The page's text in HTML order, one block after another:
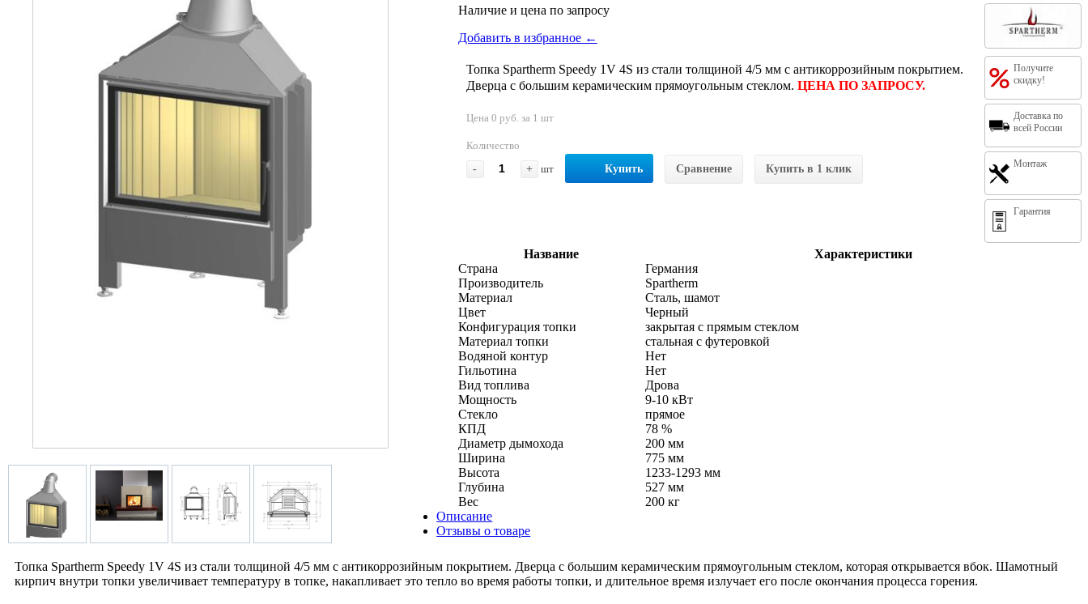
Получите
скидку!
Доставка по
всей России
Монтаж
Гарантия
Наличие и цена по запросу
Добавить в избранное ←
Топка Spartherm Speedy 1V 4S из стали толщиной 4/5 мм с антикоррозийным покрытием.
Дверца с большим керамическим прямоугольным стеклом. ЦЕНА ПО ЗАПРОСУ.
Цена 0 руб. за 1 шт
Количество
-
+ шт Купить Сравнение Купить в 1 клик
Название
Характеристики
Страна
Германия
Производитель
Spartherm
Материал
Сталь, шамот
Цвет
Черный
Конфигурация топки
закрытая с прямым стеклом
Материал топки
стальная с футеровкой
Водяной контур
Нет
Гильотина
Нет
Вид топлива
Дрова
Мощность
9-10 кВт
Стекло
прямое
КПД
78 %
Диаметр дымохода
200 мм
Ширина
775 мм
Высота
1233-1293 мм
Глубина
527 мм
Вес
200 кг
Описание
Отзывы о товаре
Топка Spartherm Speedy 1V 4S из стали толщиной 4/5 мм с антикоррозийным покрытием. Дверца с большим керамическим прямоугольным стеклом, которая открывается вбок. Шамотный
кирпич внутри топки увеличивает температуру в топке, накапливает это тепло во время работы топки, и длительное время излучает его после окончания процесса горения.